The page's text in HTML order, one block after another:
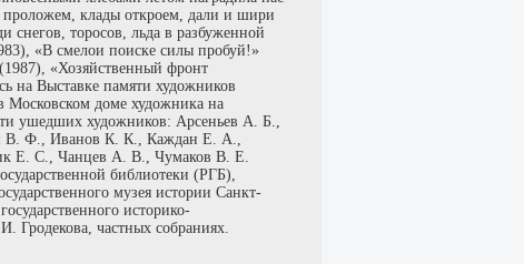
проложем, клады откроем, дали и шири
торосов, льда в разбуженной
«В смелои поиске силы пробуй!»
«Хозяйственный фронт
на Выставке памяти художников
Московском доме художника на
ушедших художников: Арсеньев А. Б.,
В. Ф., Иванов К. К., Каждан Е. А.,
Е. С., Чанцев А. В., Чумаков В. Е.
библиотеки (РГБ),
музея истории Санкт-
историко-
Гродекова, частных собраниях.